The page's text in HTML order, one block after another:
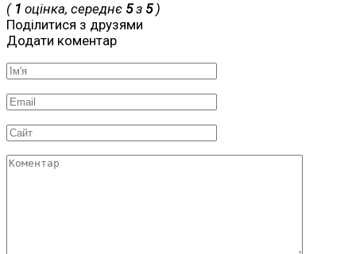
( 1 оцінка, середнє 5з 5)
Поділитися з друзями
Додати коментар
Ім'я
Email
Сайт
Коментар